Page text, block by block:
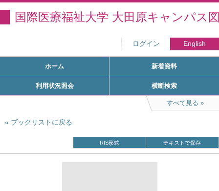
国際医療福祉大学 大田原キャンパス
ログイン English
ホーム 新着資料
利用状況照会 横断検索
すべて見る
ブックリストに戻る
RIS形式 テキストで保存